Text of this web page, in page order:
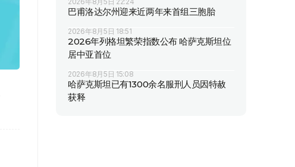
巴甫洛达尔州迎来近两年来首组三胞胎
2026年8月5日 18:51
2026年列格坦繁荣指数公布 哈萨克斯坦位
居中亚首位
2026年8月5日 15:08
哈萨克斯坦已有1300余名服刑人员因特赦
获释